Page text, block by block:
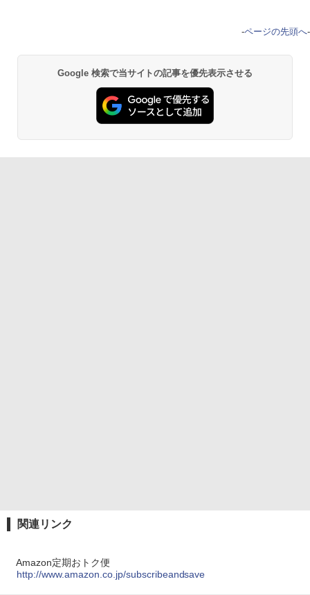
-ページの先頭へ-
Google 検索で当サイトの記事を優先表示させる
関連リンク
Amazon定期おトク便
http://www.amazon.co.jp/subscribeandsave